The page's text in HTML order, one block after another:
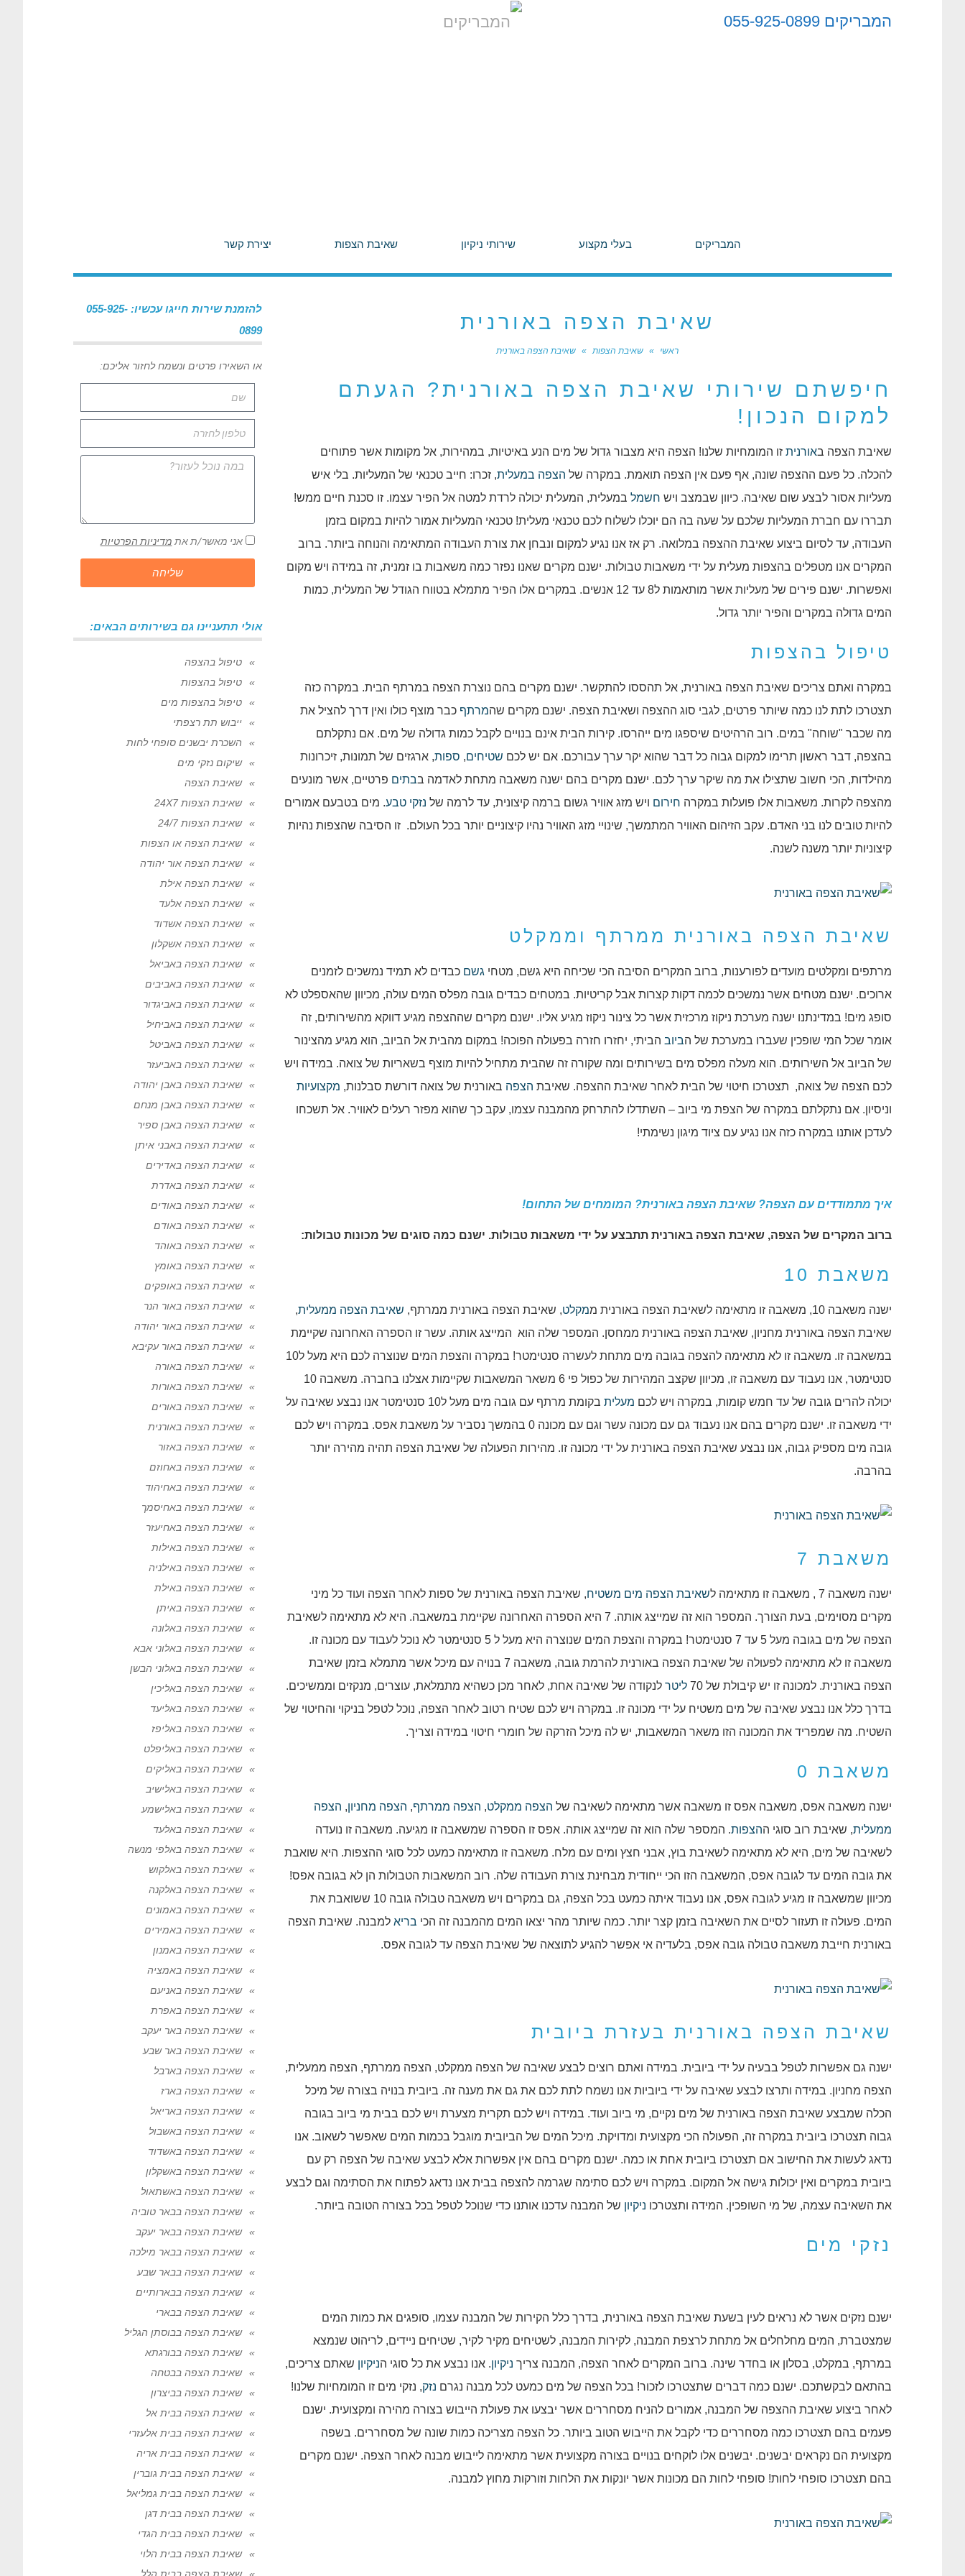
המבריקים 055-925-0899
המבריקים בעלי מקצוע שירותי ניקיון שאיבת הצפות יצירת קשר
שאיבת הצפה באורנית
ראשי » שאיבת הצפות » שאיבת הצפה באורנית
חיפשתם שירותי שאיבת הצפה באורנית? הגעתם
למקום הנכון!
שאיבת הצפה באורנית זו המומחיות שלנו! הצפה היא מצבור גדול של מים הנע באיטיות, במהירות, אל מקומות אשר פתוחים
להכלה. כל פעם ההצפה שונה, אף פעם אין הצפה תואמת. במקרה של הצפה במעלית, זכרו: חייב טכנאי של המעליות. בלי איש
מעליות אסור לבצע שום שאיבה. כיוון שבמצב ויש חשמל במעלית, המעלית יכולה לרדת למטה אל הפיר עצמו. זו סכנת חיים ממש!
תבררו עם חברת המעליות שלכם על שעה בה הם יוכלו לשלוח לכם טכנאי מעלית! טכנאי המעליות אמור להיות במקום בזמן
העבודה, עד לסיום ביצוע שאיבת ההצפה במלואה. רק אז אנו נגיע למקום ונבחן את צורת העבודה המתאימה והנוחה ביותר. ברוב
המקרים אנו מטפלים בהצפות מעלית על ידי משאבות טבולות. ישנם מקרים שאנו נפזר כמה משאבות בו זמנית, זה במידה ויש מקום
ואפשרות. ישנם פירים של מעליות אשר מותאמות ל8 עד 12 אנשים. במקרים אלו הפיר מתמלא בטווח הגודל של המעלית, כמות
המים גדולה במקרים והפיר יותר גדול.
טיפול בהצפות
במקרה ואתם צריכים שאיבת הצפה באורנית, אל תהססו להתקשר. ישנם מקרים בהם נוצרת הצפה במרתף הבית. במקרה כזה
תצטרכו לתת לנו כמה שיותר פרטים, לגבי סוג ההצפה ושאיבת הצפה. ישנם מקרים שהמרתף כבר מוצף כולו ואין דרך להציל את
מה שכבר "שוחה" במים. רוב הרהיטים שיספגו מים ייהרסו. קירות הבית אינם בנויים לקבל כמות גדולה של מים. אם נתקלתם
בהצפה, דבר ראשון תרימו למקום גבוה כל דבר שהוא יקר ערך עבורכם. אם יש לכם שטיחים, ספות, ארגזים של תמונות, זיכרונות
מהילדות, הכי חשוב שתצילו את מה שיקר ערך לכם. ישנם מקרים בהם ישנה משאבה מתחת לאדמה בבתים פרטיים, אשר מונעים
מהצפה לקרות. משאבות אלו פועלות במקרה חירום ויש מזג אוויר גשום ברמה קיצונית, עד לרמה של נזקי טבע. מים בטבעם אמורים
להיות טובים לנו בני האדם. עקב הזיהום האוויר המתמשך, שינויי מזג האוויר נהיו קיצוניים יותר בכל העולם. זו הסיבה שהצפות נהיות
קיצוניות יותר משנה לשנה.
שאיבת הצפה באורנית ממרתף וממקלט
מרתפים ומקלטים מועדים לפורענות, ברוב המקרים הסיבה הכי שכיחה היא גשם, מטחי גשם כבדים לא תמיד נמשכים לזמנים
ארוכים. ישנם מטחים אשר נמשכים לכמה דקות קצרות אבל קריטיות. במטחים כבדים גובה מפלס המים עולה, מכיוון שהאספלט לא
סופג מים! במדינתנו ישנה מערכת ניקוז מרכזית אשר כל צינור ניקוז מגיע אליו. ישנם מקרים שההצפה מגיע דווקא מהשירותים, זה
אומר שכל המי שופכין שעברו במערכת של הביוב הביתי, יחזרו חזרה בפעולה הפוכה! במקום מהבית אל הביוב, הוא מגיע מהצינור
של הביוב אל השירותים. הוא מעלה מפלס מים בשירותים ומה שקורה זה שהבית מתחיל להיות מוצף בשאריות של צואה. במידה ויש
לכם הצפה של צואה, תצטרכו חיטוי של הבית לאחר שאיבת ההצפה. שאיבת הצפה באורנית של צואה דורשת סבלנות, מקצועיות
וניסיון. אם נתקלתם במקרה של הצפת מי ביוב – השתדלו להתרחק מהמבנה עצמו, עקב כך שהוא מפזר רעלים לאוויר. אל תשכחו
לעדכן אותנו במקרה כזה אנו נגיע עם ציוד מיגון נשימתי!
איך מתמודדים עם הצפה? שאיבת הצפה באורנית? המומחים של התחום!
ברוב המקרים של הצפה, שאיבת הצפה באורנית תתבצע על ידי משאבות טבולות. ישנם כמה סוגים של מכונות טבולות:
משאבת 10
ישנה משאבה 10, משאבה זו מתאימה לשאיבת הצפה באורנית מ מקלט, שאיבת הצפה באורנית ממרתף, שאיבת הצפה ממעלית,
שאיבת הצפה באורנית מחניון, שאיבת הצפה באורנית ממחסן. המספר שלה הוא המייצג אותה. עשר זו הספרה האחרונה שקיימת
במשאבה זו. משאבה זו לא מתאימה להצפה בגובה מים מתחת לעשרה סנטימטר! במקרה והצפת המים שנוצרה לכם היא מעל ל10
סנטימטר, אנו נעבוד עם משאבה זו, מכיוון שקצב המהירות של כפול פי 6 משאר המשאבות שקיימות אצלנו בחברה. משאבה 10
יכולה להרים גובה של עד חמש קומות, במקרה ויש לכם מעלית
בקומת מרתף עם גובה מים מעל ל10 סנטימטר אנו נבצע שאיבה על
ידי משאבה זו. ישנם מקרים בהם אנו נעבוד גם עם מכונה עשר וגם עם מכונה 0 בהמשך נסביר על משאבת אפס. במקרה ויש לכם
גובה מים מספיק גבוה, אנו נבצע שאיבת הצפה באורנית על ידי מכונה זו. מהירות הפעולה של שאיבת הצפה תהיה מהירה יותר
בהרבה.
משאבת 7
ישנה משאבה 7 , משאבה זו מתאימה ל שאיבת הצפה מים משטיח, שאיבת הצפה באורנית של ספות לאחר הצפה ועוד כל מיני
מקרים מסוימים, בעת הצורך. המספר הוא זה שמייצג אותה. 7 היא הספרה האחרונה שקיימת במשאבה. היא לא מתאימה לשאיבת
הצפה של מים בגובה מעל 5 עד 7 סנטימטר! במקרה והצפת המים שנוצרה היא מעל ל 5 סנטימטר לא נוכל לעבוד עם מכונה זו.
משאבה זו לא מתאימה לפעולה של שאיבת הצפה באורנית להרמת גובה, משאבה 7 בנויה עם מיכל אשר מתמלא בזמן שאיבת
הצפה באורנית. למכונה זו יש קיבולת של 70
ליטר לנקודה של שאיבה אחת, לאחר מכן כשהיא מתמלאת, עוצרים, מנקזים וממשיכים.
בדרך כלל אנו נבצע שאיבה של מים משטיח על ידי מכונה זו. במקרה ויש לכם שטיח רטוב לאחר הצפה, נוכל לטפל בניקוי והחיטוי של
השטיח. מה שמפריד את המכונה הזו משאר המשאבות, יש לה מיכל הזרקה של חומרי חיטוי במידה וצריך.
משאבת 0
ישנה משאבה אפס, משאבה אפס זו משאבה אשר מתאימה לשאיבה של הצפה ממקלט, הצפה ממרתף, הצפה מחניון, הצפה
ממעלית, שאיבת רוב סוגי ההצפות. המספר שלה הוא זה שמייצג אותה. אפס זו הספרה שמשאבה זו מגיעה. משאבה זו נועדה
לשאיבה של מים, היא לא מתאימה לשאיבת בוץ, אבני חצץ ומים עם מלח. משאבה זו מתאימה כמעט לכל סוגי ההצפות. היא שואבת
את גובה המים עד לגובה אפס, המשאבה הזו הכי ייחודית מבחינת צורת העבודה שלה. רוב המשאבות הטבולות הן לא בגובה אפס!
מכיוון שמשאבה זו מגיע לגובה אפס, אנו נעבוד איתה כמעט בכל הצפה, גם במקרים ויש משאבה טבולה גובה 10 ששואבת את
המים. פעולה זו תעזור לסיים את השאיבה בזמן קצר יותר. כמה שיותר מהר יצאו המים מהמבנה זה הכי בריא למבנה. שאיבת הצפה
באורנית חייבת משאבה טבולה גובה אפס, בלעדיה אי אפשר להגיע לתוצאה של שאיבת הצפה עד לגובה אפס.
שאיבת הצפה באורנית בעזרת ביובית
ישנה גם אפשרות לטפל בבעיה על ידי ביובית. במידה ואתם רוצים לבצע שאיבה של הצפה ממקלט, הצפה ממרתף, הצפה ממעלית,
הצפה מחניון. במידה ותרצו לבצע שאיבה על ידי ביוביות אנו נשמח לתת לכם את גם את מענה זה. ביובית בנויה בצורה של מיכל
הכלה שמבצע שאיבת הצפה באורנית של מים נקיים, מי ביוב ועוד. במידה ויש לכם תקרית מצערת ויש לכם בבית מי ביוב בגובה
גבוה תצטרכו ביובית במקרה זה, הפעולה הכי מקצועית ומדויקת. מיכל המים של הביובית מוגבל בכמות המים שאפשר לשאוב. אנו
נדאג לעשות את החישוב אם תצטרכו ביובית אחת או כמה. ישנם מקרים בהם אין אפשרות אלא לבצע שאיבה של הצפה רק עם
ביובית במקרים ואין יכולות גישה אל המקום. במקרה ויש לכם סתימה שגרמה להצפה בבית אנו נדאג לפתוח את הסתימה וגם לבצע
את השאיבה עצמה, של מי השופכין. המידה ותצטרכו ניקיון של המבנה עדכנו אותנו כדי שנוכל לטפל בכל בצורה הטובה ביותר.
נזקי מים
ישנם נזקים אשר לא נראים לעין בשעת שאיבת הצפה באורנית, בדרך כלל הקירות של המבנה עצמו, סופגים את כמות המים
שמצטברת, המים מחלחלים אל מתחת לרצפת המבנה, לקירות המבנה, לשטיחים מקיר לקיר, שטיחים ניידים, לריהוט שנמצא
במרתף, במקלט, בסלון או בחדר שינה. ברוב המקרים לאחר הצפה, המבנה צריך ניקיון. אנו נבצע את כל סוגי הניקיון שאתם צריכים,
בהתאם לבקשתכם. ישנם כמה דברים שתצטרכו לזכור! בכל הצפה של מים כמעט לכל מבנה נגרם נזק, נזקי מים זו המומחיות שלנו!
לאחר ביצוע שאיבת ההצפה של המבנה, אמורים להניח מסחררים אשר יבצעו את פעולת הייבוש בצורה מהירה ומקצועית. ישנם
פעמים בהם תצטרכו כמה מסחררים כדי לקבל את הייבוש הטוב ביותר. כל הצפה מצריכה כמות שונה של מסחררים. בשפה
מקצועית הם נקראים יבשנים. יבשנים אלו לוקחים בנויים בצורה מקצועית אשר מתאימה לייבוש מבנה לאחר הצפה. ישנם מקרים
בהם תצטרכו סופחי לחות! סופחי לחות הם מכונות אשר יונקות את הלחות וזורקות מחוץ למבנה.
להזמנת שירות חייגו עכשיו: 055-925-
0899
או השאירו פרטים ונשמח לחזור אליכם:
אני מאשר/ת את מדיניות הפרטיות
שליחה
אולי תתעניינו גם בשירותים הבאים:
טיפול בהצפה
טיפול בהצפות
טיפול בהצפות מים
ייבוש תת רצפתי
השכרת יבשנים סופחי לחות
שיקום נזקי מים
שאיבת הצפה
שאיבת הצפות 24X7
שאיבת הצפות 24/7
שאיבת הצפה או הצפות
שאיבת הצפה אור יהודה
שאיבת הצפה אילת
שאיבת הצפה אלעד
שאיבת הצפה אשדוד
שאיבת הצפה אשקלון
שאיבת הצפה באביאל
שאיבת הצפה באביבים
שאיבת הצפה באביגדור
שאיבת הצפה באביחיל
שאיבת הצפה באביטל
שאיבת הצפה באביעזר
שאיבת הצפה באבן יהודה
שאיבת הצפה באבן מנחם
שאיבת הצפה באבן ספיר
שאיבת הצפה באבני איתן
שאיבת הצפה באדירים
שאיבת הצפה באדרת
שאיבת הצפה באודים
שאיבת הצפה באודם
שאיבת הצפה באוהד
שאיבת הצפה באומץ
שאיבת הצפה באופקים
שאיבת הצפה באור הנר
שאיבת הצפה באור יהודה
שאיבת הצפה באור עקיבא
שאיבת הצפה באורה
שאיבת הצפה באורות
שאיבת הצפה באורים
שאיבת הצפה באורנית
שאיבת הצפה באזור
שאיבת הצפה באחוזם
שאיבת הצפה באחיהוד
שאיבת הצפה באחיסמך
שאיבת הצפה באחיעזר
שאיבת הצפה באילות
שאיבת הצפה באילניה
שאיבת הצפה באילת
שאיבת הצפה באיתן
שאיבת הצפה באלונה
שאיבת הצפה באלוני אבא
שאיבת הצפה באלוני הבשן
שאיבת הצפה באליכין
שאיבת הצפה באליעד
שאיבת הצפה באליפז
שאיבת הצפה באליפלט
שאיבת הצפה באליקים
שאיבת הצפה באלישיב
שאיבת הצפה באלישמע
שאיבת הצפה באלעד
שאיבת הצפה באלפי מנשה
שאיבת הצפה באלקוש
שאיבת הצפה באלקנה
שאיבת הצפה באמונים
שאיבת הצפה באמירים
שאיבת הצפה באמנון
שאיבת הצפה באמציה
שאיבת הצפה באניעם
שאיבת הצפה באפרת
שאיבת הצפה באר יעקב
שאיבת הצפה באר שבע
שאיבת הצפה בארבל
שאיבת הצפה בארז
שאיבת הצפה באריאל
שאיבת הצפה באשבול
שאיבת הצפה באשדוד
שאיבת הצפה באשקלון
שאיבת הצפה באשתאול
שאיבת הצפה בבאר טוביה
שאיבת הצפה בבאר יעקב
שאיבת הצפה בבאר מילכה
שאיבת הצפה בבאר שבע
שאיבת הצפה בבארותיים
שאיבת הצפה בבארי
שאיבת הצפה בבוסתן הגליל
שאיבת הצפה בבורגתא
שאיבת הצפה בבטחה
שאיבת הצפה בביצרון
שאיבת הצפה בבית אל
שאיבת הצפה בבית אלעזרי
שאיבת הצפה בבית אריה
שאיבת הצפה בבית גוברין
שאיבת הצפה בבית גמליאל
שאיבת הצפה בבית דגן
שאיבת הצפה בבית הגדי
שאיבת הצפה בבית הלוי